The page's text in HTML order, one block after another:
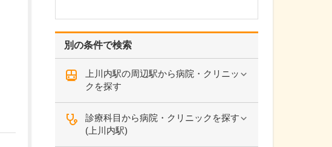
別の条件で検索
上川内駅の周辺駅から病院・クリニッ
クを探す
診療科目から病院・クリニックを探す
(上川内駅)